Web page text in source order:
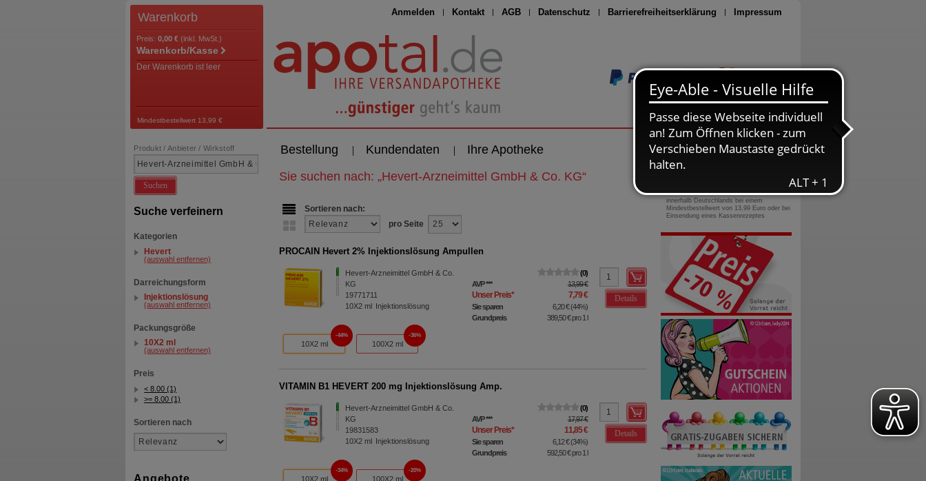
Anmelden Kontakt AGB Datenschutz Barrierefreiheitserklärung Impressum
Seite drucken
Warenkorb
Preis: 0,00 € (inkl. MwSt.)
Warenkorb/Kasse
Der Warenkorb ist leer
Mindestbestellwert 13,99 €
Bestellung Kundendaten Ihre Apotheke
Produkt / Anbieter / Wirkstoff
Suchen
Suche verfeinern
Kategorien
Hevert
(auswahl entfernen)
Darreichungsform
Injektionslösung
(auswahl entfernen)
Packungsgröße
10X2 ml
(auswahl entfernen)
Preis
< 8.00 (1)
>= 8.00 (1)
Sortieren nach
Angebote
Sie suchen nach: „Hevert-Arzneimittel GmbH & Co. KG“
Sortieren nach:
pro Seite
PROCAIN Hevert 2% Injektionslösung Ampullen
Hevert-Arzneimittel GmbH & Co.
KG
19771711
10X2 ml Injektionslösung
0
AVP*** 13,99 €
Unser Preis* 7,79 €
Sie sparen 6,20 €(44%)
Grundpreis
389,50 €pro 1 l
Details
10X2 ml
44%
100X2 ml
36%
VITAMIN B1 HEVERT 200 mg Injektionslösung Amp.
Hevert-Arzneimittel GmbH & Co.
KG
19831583
10X2 ml Injektionslösung
0
AVP*** 17,97 €
Unser Preis* 11,85 €
Sie sparen 6,12 €(34%)
Grundpreis
592,50 €pro 1 l
Details
10X2 ml
34%
100X2 ml
20%
0800-10 11 422
gebührenfreie Rufnummer
innerhalb Deutschlands bei einem
Mindestbestellwert von 13,99 Euro oder bei
Einsendung eines Kassenrezeptes